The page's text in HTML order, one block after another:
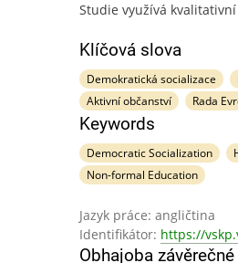
Studie využívá kvalitativní
Klíčová slova
Demokratická socializace
Aktivní občanství
Rada
Keywords
Democratic Socialization
Non-formal Education
Jazyk práce: angličtina
Identifikátor: https://
Obhajoba